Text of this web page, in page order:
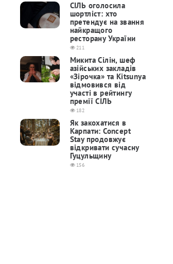
СІЛЬ оголосила
шортліст: хто
претендує на звання
найкращого
ресторану України
211
Микита Сілін, шеф
азійських закладів
«Зірочка» та Kitsunya
відмовився від
участі в рейтингу
премії СІЛЬ
182
Як закохатися в
Карпати: Concept
Stay продовжує
відкривати сучасну
Гуцульщину
156